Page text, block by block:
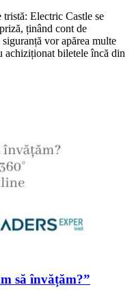
tristă: Electric Castle se
ținând cont de
vor apărea multe
achiziționat biletele încă din
să învățăm?”